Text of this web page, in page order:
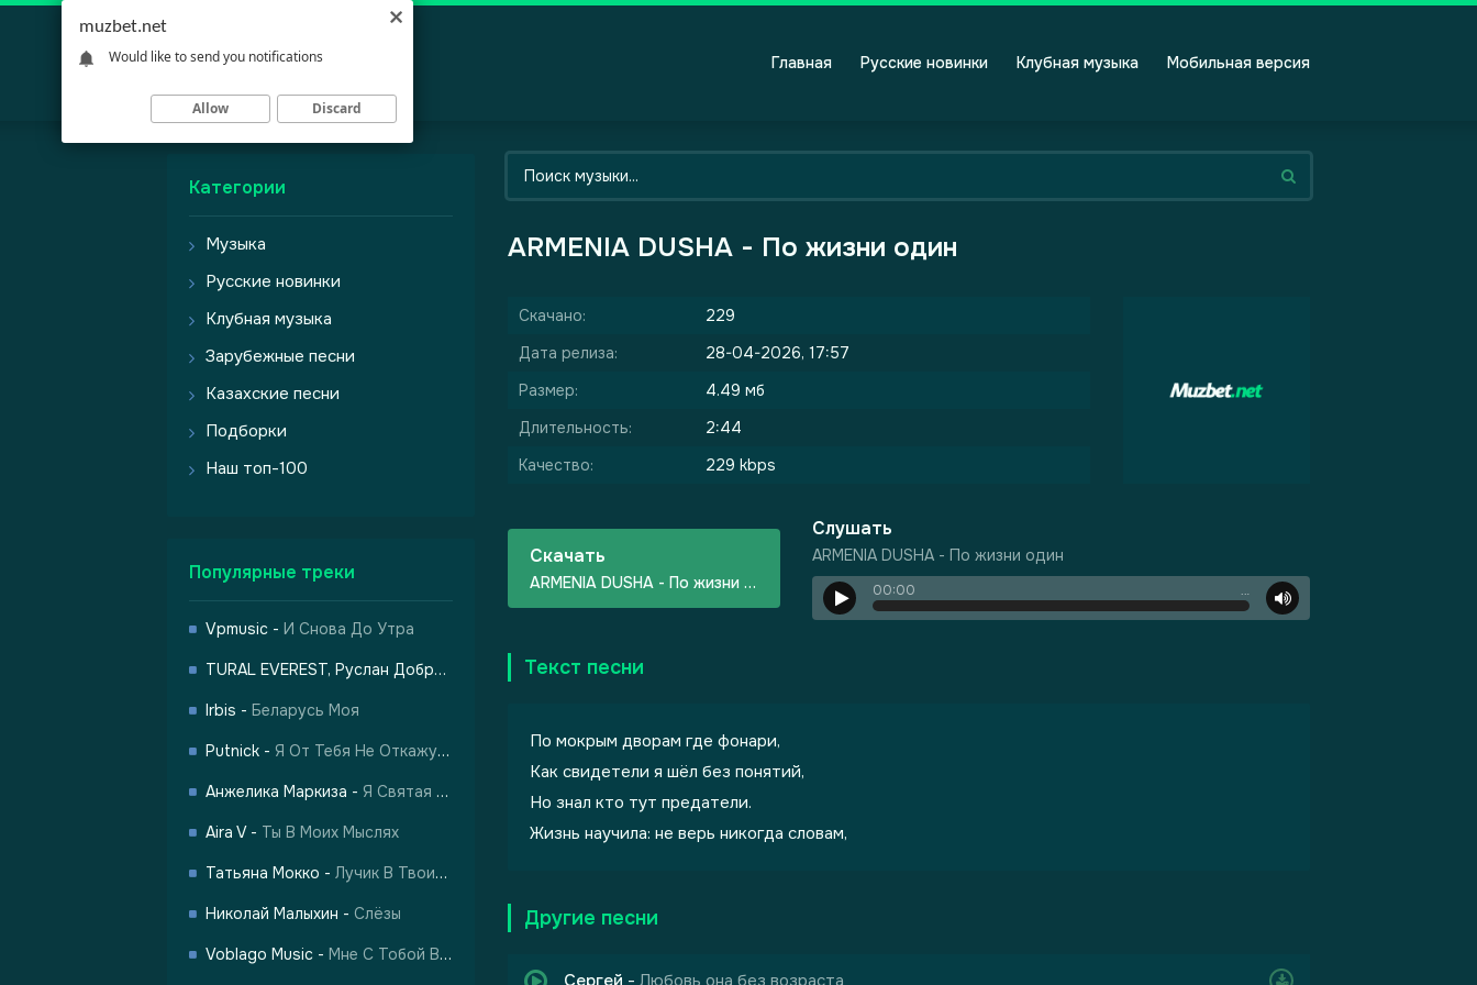
Главная Русские новинки Клубная музыка Мобильная версия
Категории
Музыка
Русские новинки
Клубная музыка
Зарубежные песни
Казахские песни
Подборки
Наш топ-100
Популярные треки
Vpmusic - И Снова До Утра
TURAL EVEREST, Руслан Добрый Харизма
Irbis - Беларусь Моя
Putnick - Я От Тебя Не Откажусь
Анжелика Маркиза - Я Святая Женщина
Aira V- Ты В Моих Мыслях
Татьяна Мокко - Лучик В Твоих Глазах
Николай Малыхин - Слёзы
Voblago Music - Мне С Тобой Все По Барабану
ARMENIA DUSHA - По жизни один
Скачано:
229
Дата релиза:
28-04-2026, 17:57
Размер:
4.49 мб
Длительность:
2:44
Качество:
229 kbps
Скачать
ARMENIA DUSHA - По жизни один
Слушать
ARMENIA DUSHA - По жизни один
00:00 …
Текст песни
По мокрым дворам где фонари,
Как свидетели я шёл без понятий,
Но знал кто тут предатели.
Жизнь научила: не верь никогда словам,
Другие песни
Сергей - Любовь она без возраста
muzbet.net
Would like to send you notifications
Allow Discard